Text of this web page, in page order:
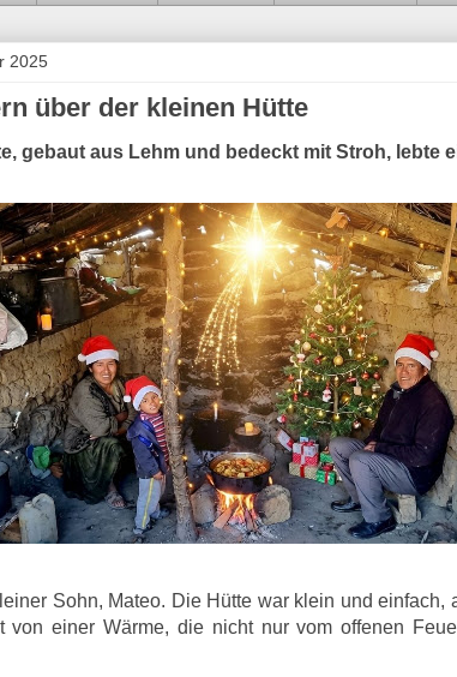
2025
über der kleinen Hütte
gebaut aus Lehm und bedeckt mit Stroh, lebte
Sohn, Mateo. Die Hütte war klein und einfach,
von einer Wärme, die nicht nur vom offenen